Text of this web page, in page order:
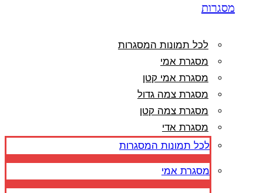
מסגרות
לכל תמונות המסגרות
מסגרת אמי
מסגרת אמי קטן
מסגרת צמה גדול
מסגרת צמה קטן
מסגרת אדי
לכל תמונות המסגרות
מסגרת אמי